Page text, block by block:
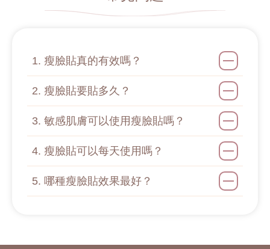
1. 瘦臉貼真的有效嗎？
2. 瘦臉貼要貼多久？
3. 敏感肌膚可以使用瘦臉貼嗎？
4. 瘦臉貼可以每天使用嗎？
5. 哪種瘦臉貼效果最好？